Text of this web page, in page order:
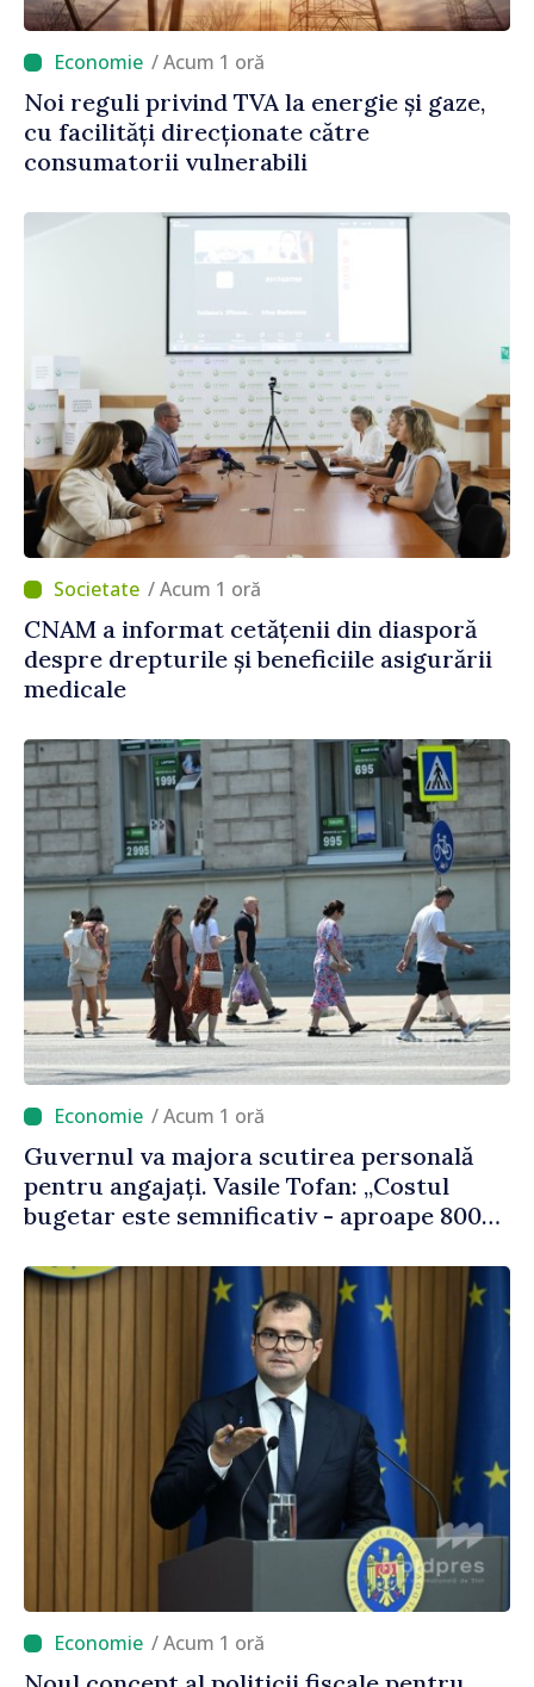
/ Acum 1 oră
Noi reguli privind TVA la energie și gaze,
cu facilități direcționate către
consumatorii vulnerabili
/ Acum 1 oră
CNAM a informat cetățenii din diasporă
despre drepturile și beneficiile asigurării
medicale
/ Acum 1 oră
Guvernul va majora scutirea personală
pentru angajați. Vasile Tofan: „Costul
bugetar este semnificativ - aproape 800
oamenilor”
/ Acum 1 oră